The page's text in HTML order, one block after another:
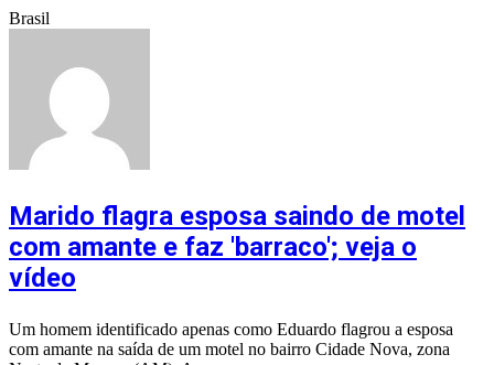
Brasil
Marido flagra esposa saindo de motel
com amante e faz 'barraco'; veja o
vídeo
Um homem identificado apenas como Eduardo flagrou a esposa
com amante na saída de um motel no bairro Cidade Nova, zona